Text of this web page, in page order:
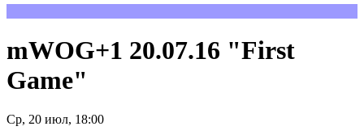
mWOG+1 20.07.16 "First
Game"
Ср, 20 июл, 18:00